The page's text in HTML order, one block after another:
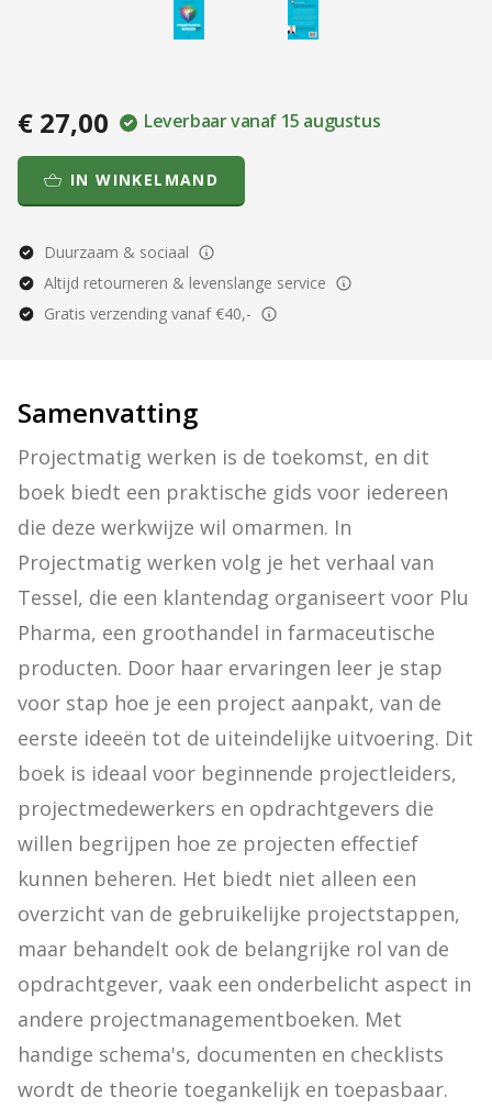
€ 27,00 Leverbaar vanaf 15 augustus
IN WINKELMAND
Duurzaam & sociaal
Altijd retourneren & levenslange service
Gratis verzending vanaf €40,-
Samenvatting
Projectmatig werken is de toekomst, en dit
boek biedt een praktische gids voor iedereen
die deze werkwijze wil omarmen. In
Projectmatig werken volg je het verhaal van
Tessel, die een klantendag organiseert voor Plu
Pharma, een groothandel in farmaceutische
producten. Door haar ervaringen leer je stap
voor stap hoe je een project aanpakt, van de
eerste ideeën tot de uiteindelijke uitvoering. Dit
boek is ideaal voor beginnende projectleiders,
projectmedewerkers en opdrachtgevers die
willen begrijpen hoe ze projecten effectief
kunnen beheren. Het biedt niet alleen een
overzicht van de gebruikelijke projectstappen,
maar behandelt ook de belangrijke rol van de
opdrachtgever, vaak een onderbelicht aspect in
andere projectmanagementboeken. Met
handige schema's, documenten en checklists
wordt de theorie toegankelijk en toepasbaar.